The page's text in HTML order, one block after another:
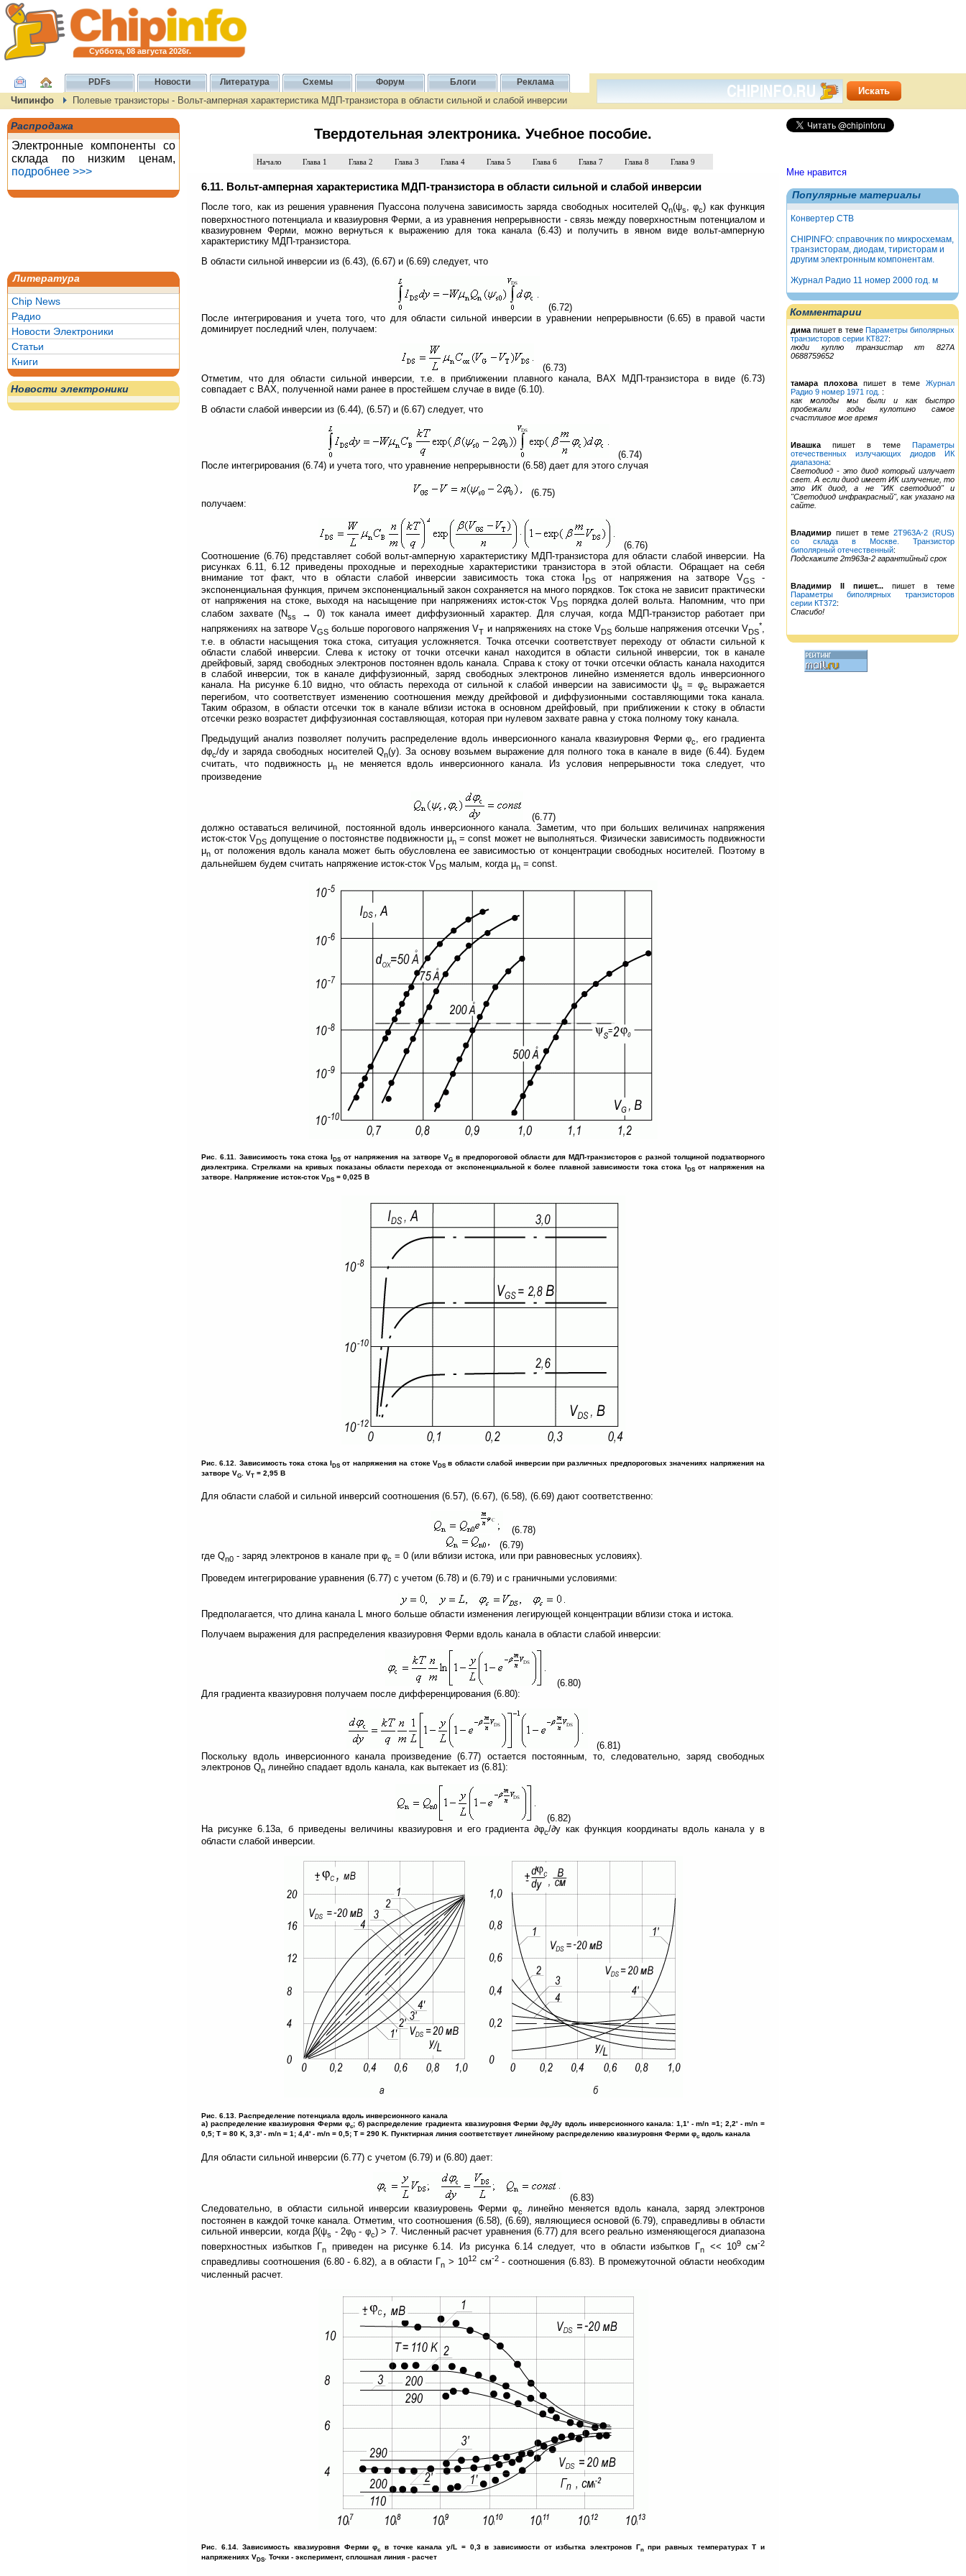
Суббота, 08 августа 2026г.
PDFs Новости Литература Схемы Форум Блоги Реклама
Чипинфо Полевые транзисторы - Вольт-амперная характеристика МДП-транзистора в области сильной и слабой инверсии
Распродажа
Электронные компоненты со
склада по низким ценам,
подробнее >>>
Литература
Chip News
Радио
Новости Электроники
Статьи
Книги
Новости электроники
Мне нравится
Популярные материалы
Конвертер СТВ
CHIPINFO: справочник по микросхемам,
транзисторам, диодам, тиристорам и
другим электронным компонентам.
Журнал Радио 11 номер 2000 год. м
Комментарии
дима пишет в теме Параметры биполярных
транзисторов серии КТ827:
люди куплю транзистар кт 827А
0688759652
тамара плохова пишет в теме Журнал
Радио 9 номер 1971 год. :
как молоды мы были и как быстро
пробежали годы кулотино самое
счастливое мое время
Ивашка пишет в теме Параметры
отечественных излучающих диодов ИК
диапазона:
Светодиод - это диод который излучает
свет. А если диод имеет ИК излучение, то
это ИК диод, а не "ИК светодиод" и
"Светодиод инфракрасный", как указано на
сайте.
Владимир пишет в теме2Т963А-2 (RUS)
со склада в Москве. Транзистор
биполярный отечественный:
Подскажите 2т963а-2 гарантийный срок
Владимир II пишет... пишет в теме
Параметры биполярных транзисторов
серии КТ372:
Спасибо!
Твердотельная электроника. Учебное пособие.
Начало Глава 1 Глава 2 Глава 3 Глава 4 Глава 5 Глава 6 Глава 7 Глава 8 Глава 9
6.11. Вольт-амперная характеристика МДП-транзистора в области сильной и слабой инверсии
После того, как из решения уравнения Пуассона получена зависимость заряда свободных носителей Qn(ψs, φc) как функция
поверхностного потенциала и квазиуровня Ферми, а из уравнения непрерывности - связь между поверхностным потенциалом и
квазиуровнем Ферми, можно вернуться к выражению для тока канала (6.43) и получить в явном виде вольт-амперную
характеристику МДП-транзистора.
В области сильной инверсии из (6.43), (6.67) и (6.69) следует, что
(6.72)
После интегрирования и учета того, что для области сильной инверсии в уравнении непрерывности (6.65) в правой части
доминирует последний член, получаем:
(6.73)
Отметим, что для области сильной инверсии, т.е. в приближении плавного канала, ВАХ МДП-транзистора в виде (6.73)
совпадает с ВАХ, полученной нами ранее в простейшем случае в виде (6.10).
В области слабой инверсии из (6.44), (6.57) и (6.67) следует, что
(6.74)
После интегрирования (6.74) и учета того, что уравнение непрерывности (6.58) дает для этого случая
(6.75)
получаем:
(6.76)
Соотношение (6.76) представляет собой вольт-амперную характеристику МДП-транзистора для области слабой инверсии. На
рисунках 6.11, 6.12 приведены проходные и переходные характеристики транзистора в этой области. Обращает на себя
внимание тот факт, что в области слабой инверсии зависимость тока стока I
DS от напряжения на затворе VGS
-
экспоненциальная функция, причем экспоненциальный закон сохраняется на много порядков. Ток стока не зависит практически
от напряжения на стоке, выходя на насыщение при напряжениях исток-сток VDS порядка долей вольта. Напомним, что при
слабом захвате (Nss
→ 0) ток канала имеет диффузионный характер. Для случая, когда МДП-транзистор работает при
напряжениях на затворе VGS больше порогового напряжения VT и напряжениях на стоке VDSбольше напряжения отсечки VDS
*
т.е. в области насыщения тока стока, ситуация усложняется. Точка отсечки соответствует переходу от области сильной к
области слабой инверсии. Слева к истоку от точки отсечки канал находится в области сильной инверсии, ток в канале
дрейфовый, заряд свободных электронов постоянен вдоль канала. Справа к стоку от точки отсечки область канала находится
в слабой инверсии, ток в канале диффузионный, заряд свободных электронов линейно изменяется вдоль инверсионного
канала. На рисунке 6.10 видно, что область перехода от сильной к слабой инверсии на зависимости ψs = φc выражается
перегибом, что соответствует изменению соотношения между дрейфовой и диффузионными составляющими тока канала.
Таким образом, в области отсечки ток в канале вблизи истока в основном дрейфовый, при приближении к стоку в области
отсечки резко возрастет диффузионная составляющая, которая при нулевом захвате равна у стока полному току канала.
Предыдущий анализ позволяет получить распределение вдоль инверсионного канала квазиуровня Ферми φc, его градиента
dφc/dy и заряда свободных носителей Qn(у). За основу возьмем выражение для полного тока в канале в виде (6.44). Будем
считать, что подвижность μn
не меняется вдоль инверсионного канала. Из условия непрерывности тока следует, что
произведение
(6.77)
должно оставаться величиной, постоянной вдоль инверсионного канала. Заметим, что при больших величинах напряжения
исток-сток VDS допущение о постоянстве подвижности μn = const может не выполняться. Физически зависимость подвижности
μn от положения вдоль канала может быть обусловлена ее зависимостью от концентрации свободных носителей. Поэтому в
дальнейшем будем считать напряжение исток-сток VDS малым, когда μn = const.
Рис. 6.11. Зависимость тока стока IDS от напряжения на затворе VG в предпороговой области для МДП-транзисторов с разной толщиной подзатворного
диэлектрика. Стрелками на кривых показаны области перехода от экспоненциальной к более плавной зависимости тока стока I DSот напряжения на
затворе. Напряжение исток-сток VDS = 0,025 В
Рис. 6.12. Зависимость тока стока IDS от напряжения на стоке VDS в области слабой инверсии при различных предпороговых значениях напряжения на
затворе VG . VT = 2,95 В
Для области слабой и сильной инверсий соотношения (6.57), (6.67), (6.58), (6.69) дают соответственно:
(6.78)
(6.79)
где Qn0 - заряд электронов в канале при φc = 0 (или вблизи истока, или при равновесных условиях).
Проведем интегрирование уравнения (6.77) с учетом (6.78) и (6.79) и с граничными условиями:
Предполагается, что длина канала L много больше области изменения легирующей концентрации вблизи стока и истока.
Получаем выражения для распределения квазиуровня Ферми вдоль канала в области слабой инверсии:
(6.80)
Для градиента квазиуровня получаем после дифференцирования (6.80):
(6.81)
Поскольку вдоль инверсионного канала произведение (6.77) остается постоянным, то, следовательно, заряд свободных
электронов Qn линейно спадает вдоль канала, как вытекает из (6.81):
(6.82)
Ha рисунке 6.13а, б приведены величины квазиуровня и его градиента ∂φc/∂y как функция координаты вдоль канала у в
области слабой инверсии.
Рис. 6.13. Распределение потенциала вдоль инверсионного канала
а) распределение квазиуровня Ферми φc; б) распределение градиента квазиуровня Ферми ∂φc/∂y вдоль инверсионного канала: 1,1' - m/n =1; 2,2' - m/n =
0,5; T = 80 K, 3,3' - m/n = 1; 4,4' - m/n = 0,5; T = 290 K. Пунктирная линия соответствует линейному распределению квазиуровня Ферми φc вдоль канала
Для области сильной инверсии (6.77) с учетом (6.79) и (6.80) дает:
(6.83)
Следовательно, в области сильной инверсии квазиуровень Ферми φc
линейно меняется вдоль канала, заряд электронов
постоянен в каждой точке канала. Отметим, что соотношения (6.58), (6.69), являющиеся основой (6.79), справедливы в области
сильной инверсии, когда β(ψs - 2φ0- φc) > 7. Численный расчет уравнения (6.77) для всего реально изменяющегося диапазона
поверхностных избытков Γn приведен на рисунке 6.14. Из рисунка 6.14 следует, что в области избытков Γn << 109см-2
справедливы соотношения (6.80 - 6.82), а в области Γn > 1012см-2- соотношения (6.83). В промежуточной области необходим
численный расчет.
Рис. 6.14. Зависимость квазиуровня Ферми φc в точке канала y/L = 0,3 в зависимости от избытка электронов Γnпри равных температурах Т и
напряжениях VDS. Точки - эксперимент, сплошная линия - расчет